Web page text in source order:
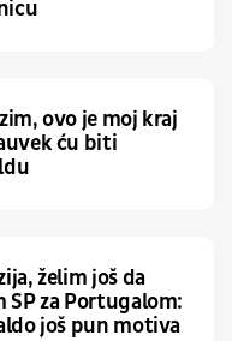
ovo je moj kraj
ću biti
želim još da
SP za Portugalom:
još pun motiva